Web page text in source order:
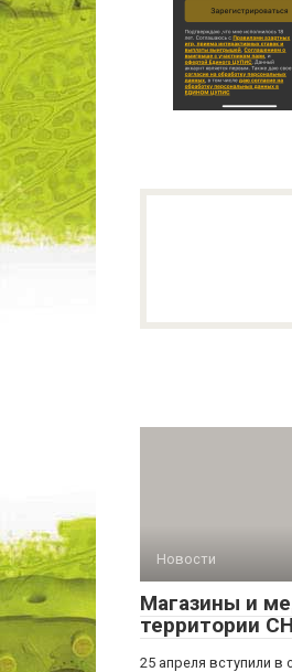
Новости
Магазины и
территории
25 апреля вступили в